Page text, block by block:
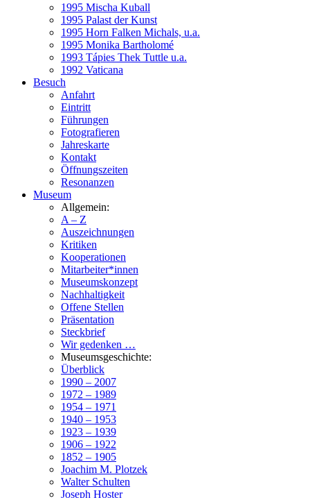
1995 Mischa Kuball
1995 Palast der Kunst
1995 Horn Falken Michals, u.a.
1995 Monika Bartholomé
1993 Tápies Thek Tuttle u.a.
1992 Vaticana
Besuch
Anfahrt
Eintritt
Führungen
Fotografieren
Jahreskarte
Kontakt
Öffnungszeiten
Resonanzen
Museum
Allgemein:
A – Z
Auszeichnungen
Kritiken
Kooperationen
Mitarbeiter*innen
Museumskonzept
Nachhaltigkeit
Offene Stellen
Präsentation
Steckbrief
Wir gedenken …
Museumsgeschichte:
Überblick
1990 – 2007
1972 – 1989
1954 – 1971
1940 – 1953
1923 – 1939
1906 – 1922
1852 – 1905
Joachim M. Plotzek
Walter Schulten
Joseph Hoster